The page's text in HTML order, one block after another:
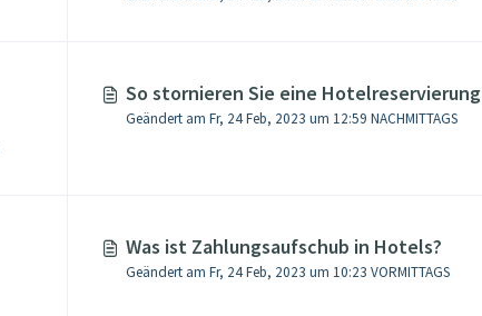
So stornieren Sie eine Hotelreservierung
Geändert am Fr, 24 Feb, 2023 um 12:59 NACHMITTAGS
Was ist Zahlungsaufschub in Hotels?
Geändert am Fr, 24 Feb, 2023 um 10:23 VORMITTAGS